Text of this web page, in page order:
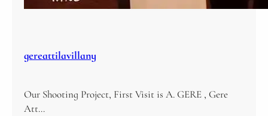
gereattilavillany
Our Shooting Project, First Visit is A. GERE , Gere
Att…